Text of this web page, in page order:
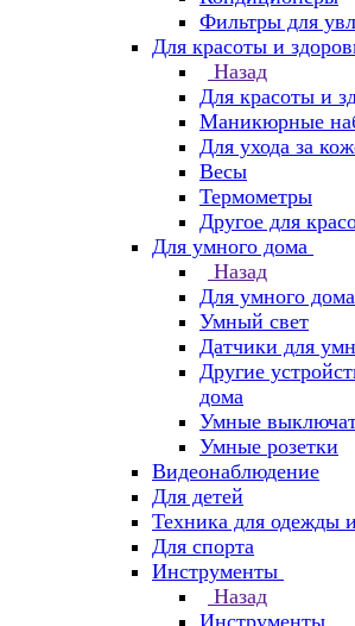
Фильтры для
Для красоты и
Назад
Для красоты и
Маникюрные
Для ухода за
Весы
Термометры
Другое для
Для умного дома
Назад
Для умного дома
Умный свет
Датчики для
Другие
дома
Умные
Умные розетки
Видеонаблюдение
Для детей
Техника для одежды
Для спорта
Инструменты
Назад
Инструменты